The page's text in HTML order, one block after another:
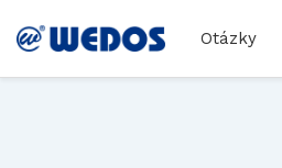
Otázky